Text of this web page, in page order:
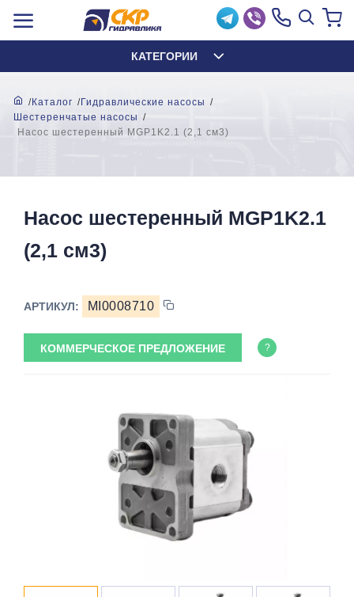
КАТЕГОРИИ
Каталог
Гидравлические насосы
Шестеренчатые насосы
Насос шестеренный MGP1K2.1 (2,1 см3)
Насос шестеренный MGP1K2.1
(2,1 см3)
АРТИКУЛ: MI0008710
КОММЕРЧЕСКОЕ ПРЕДЛОЖЕНИЕ ?